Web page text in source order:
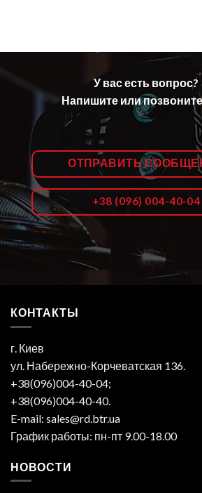
У вас есть вопрос?
Напишите или
ОТПРАВИТЬ
+38 (096) 004-40-04
КОНТАКТЫ
г. Киев
ул. Набережно-Корчеватская 136.
+38(096)004-40-04;
+38(096)004-40-40.
E-mail: sales@rd.btr.ua
График работы: пн-пт 9.00-18.00
НОВОСТИ